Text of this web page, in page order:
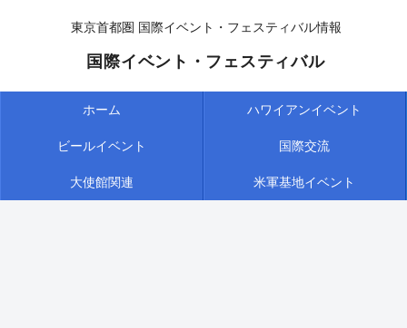
東京首都圏 国際イベント・フェスティバル情報
国際イベント・フェスティバル
ホーム ハワイアンイベント
ビールイベント 国際交流
大使館関連 米軍基地イベント